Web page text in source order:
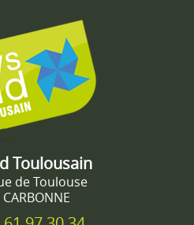
Toulousain
de Toulouse